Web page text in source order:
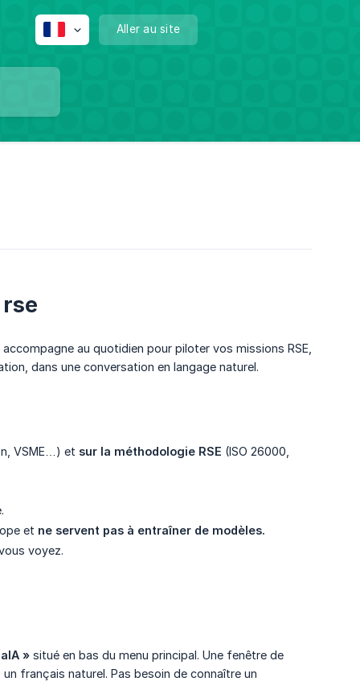
Aller au site
au quotidien pour piloter vos missions RSE,
dans une conversation en langage naturel.
VSME…) et sur la méthodologie RSE (ISO 26000,
et ne servent pas à entraîner de modèles.
voyez.
» situé en bas du menu principal. Une fenêtre de
français naturel. Pas besoin de connaître un